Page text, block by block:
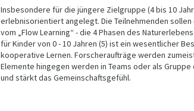
Insbesondere für die jüngere Zielgruppe (4 bis 10
erlebnisorientiert angelegt. Die Teilnehmenden
vom „Flow Learning“ - die 4 Phasen des
für Kinder von 0 - 10 Jahren (5) ist ein wesentlicher
kooperative Lernen. Forscheraufträge werden
Elemente hingegen werden in Teams oder als
und stärkt das Gemeinschaftsgefühl.